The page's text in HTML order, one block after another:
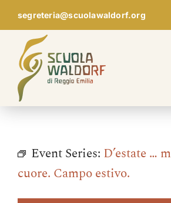
Skip
to
content
segreteria@scuolawaldorf.org
Giardino d’infanzia
Event Series: D’estate …
cuore. Campo estivo.